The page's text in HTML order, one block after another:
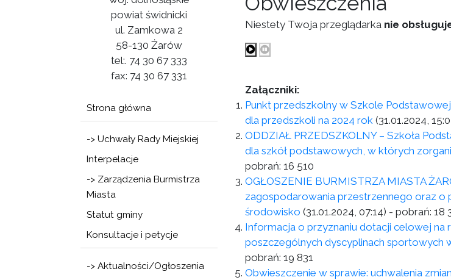
powiat świdnicki
ul. Zamkowa 2
58-130 Żarów
tel:. 74 30 67 333
fax: 74 30 67 331
Strona główna
-> Uchwały Rady Miejskiej
Interpelacje
-> Zarządzenia Burmistrza
Miasta
Statut gminy
Konsultacje i petycje
-> Aktualności/Ogłoszenia
Niestety Twoja przeglądarka nie
Załączniki:
Punkt przedszkolny w Szkole
dla przedszkoli na 2024 rok (31.01.2024,
ODDZIAŁ PRZEDSZKOLNY – Szkoła
dla szkół podstawowych, w których
pobrań: 16 510
OGŁOSZENIE BURMISTRZA MIASTA
zagospodarowania przestrzennego oraz o
środowisko (31.01.2024, 07:14) - pobrań: 18
Informacja o przyznaniu dotacji celowej na
poszczególnych dyscyplinach sportowych
pobrań: 19 831
Obwieszczenie w sprawie: uchwalenia